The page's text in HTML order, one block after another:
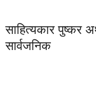
साहित्यकार पुष्कर
सार्वजनिक